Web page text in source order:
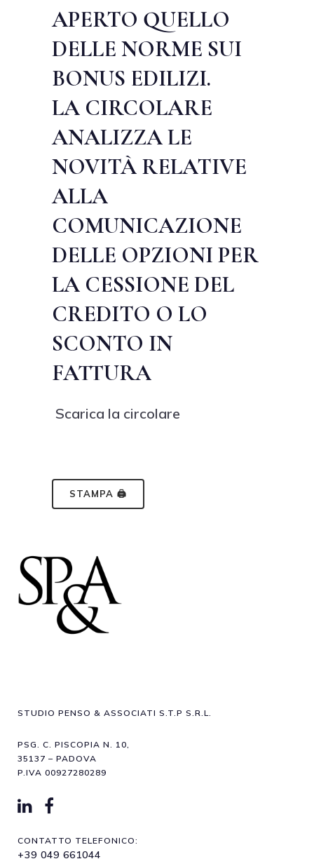
APERTO QUELLO
DELLE NORME SUI
BONUS EDILIZI.
LA CIRCOLARE
ANALIZZA LE
NOVITÀ RELATIVE
ALLA
COMUNICAZIONE
DELLE OPZIONI PER
LA CESSIONE DEL
CREDITO O LO
SCONTO IN
FATTURA
Scarica la circolare
STAMPA 🖨
STUDIO PENSO & ASSOCIATI S.T.P S.R.L.
PSG. C. PISCOPIA N. 10,
35137 – PADOVA
P.IVA 00927280289
CONTATTO TELEFONICO:
+39 049 661044